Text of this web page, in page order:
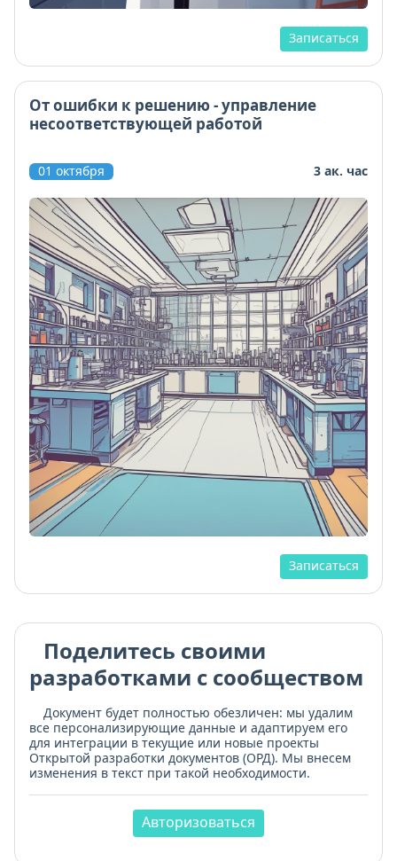
Записаться
От ошибки к решению - управление
несоответствующей работой
01 октября 3 ак. час
Записаться
Поделитесь своими
разработками с сообществом
Документ будет полностью обезличен: мы удалим
все персонализирующие данные и адаптируем его
для интеграции в текущие или новые проекты
Открытой разработки документов (ОРД). Мы внесем
изменения в текст при такой необходимости.
Авторизоваться